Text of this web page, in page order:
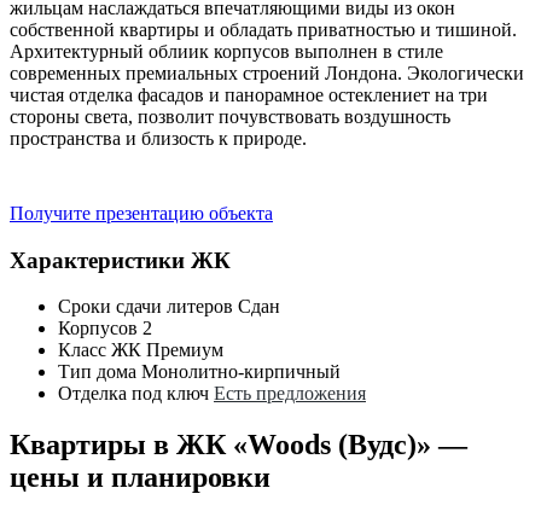
жильцам наслаждаться впечатляющими виды из окон
собственной квартиры и обладать приватностью и тишиной.
Архитектурный облиик корпусов выполнен в стиле
современных премиальных строений Лондона. Экологически
чистая отделка фасадов и панорамное остеклениет на три
стороны света, позволит почувствовать воздушность
пространства и близость к природе.
Получите презентацию объекта
Характеристики ЖК
Сроки сдачи литеров Сдан
Корпусов 2
Класс ЖК Премиум
Тип дома Монолитно-кирпичный
Отделка под ключ Есть предложения
Квартиры в ЖК «Woods (Вудс)» —
цены и планировки